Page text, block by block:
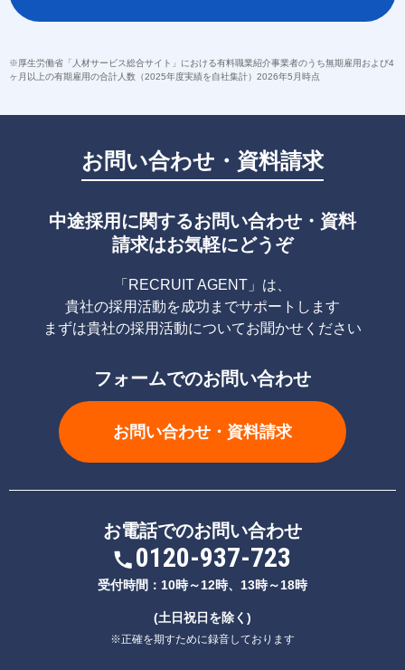
※厚生労働省「人材サービス総合サイト」における有料職業紹介事業者のうち無期雇用および4
ヶ月以上の有期雇用の合計人数（2025年度実績を自社集計）2026年5月時点
お問い合わせ・資料請求
中途採用に関するお問い合わせ・資料
請求はお気軽にどうぞ
「RECRUIT AGENT」は、
貴社の採用活動を成功までサポートします
まずは貴社の採用活動についてお聞かせください
フォームでのお問い合わせ
お問い合わせ・資料請求
お電話でのお問い合わせ
0120-937-723
受付時間：10時～12時、13時～18時
(土日祝日を除く)
※正確を期すために録音しております